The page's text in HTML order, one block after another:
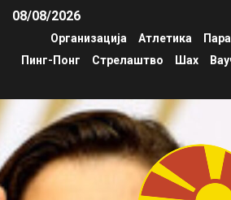
08/08/2026
Организација Атлетика
Пинг-Понг
Стрелаштво Шах